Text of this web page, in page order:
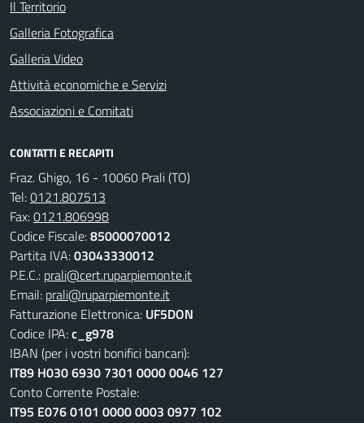
Il Territorio
Galleria Fotografica
Galleria Video
Attività economiche e Servizi
Associazioni e Comitati
CONTATTI E RECAPITI
Fraz. Ghigo, 16 - 10060 Prali (TO)
Tel:0121.807513
Fax:0121.806998
Codice Fiscale:85000070012
Partita IVA:03043330012
P.E.C.: prali@cert.ruparpiemonte.it
Email: prali@ruparpiemonte.it
Fatturazione Elettronica: UF5DON
Codice IPA:c_g978
IBAN (per i vostri bonifici bancari):
IT89 H030 6930 7301 0000 0046 127
Conto Corrente Postale:
IT95 E076 0101 0000 0003 0977 102